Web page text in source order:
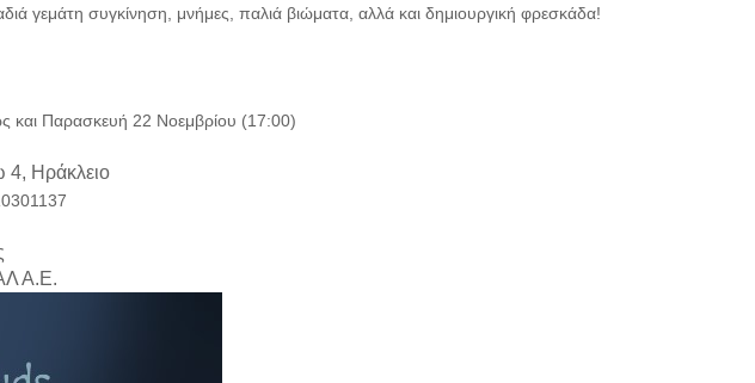
γεμάτη συγκίνηση, μνήμες, παλιά βιώματα, αλλά και δημιουργική φρεσκάδα!
Παρασκευή 22 Νοεμβρίου (17:00)
Ηράκλειο
Α.Ε.